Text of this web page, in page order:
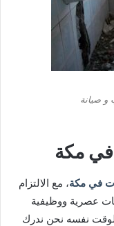
و صيانة
في مكة
في مكة، مع الالتزام
عصرية ووظيفية
نفسه نحن ندرك